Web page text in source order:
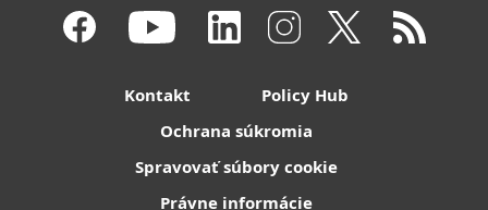
Kontakt
Policy Hub
Ochrana súkromia
Spravovať súbory cookie
Právne informácie